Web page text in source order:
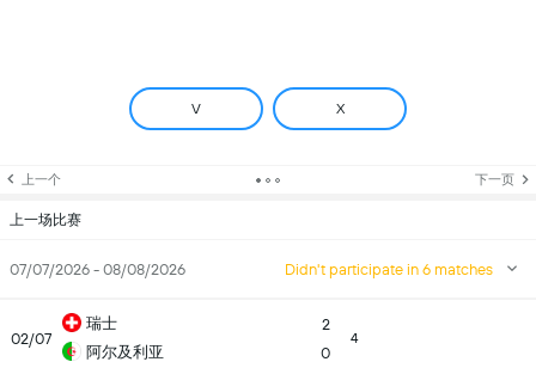
V X
上一个 下一页
上一场比赛
07/07/2026 - 08/08/2026 Didn't participate in 6 matches
02/07
瑞士
阿尔及利亚
2
0
4